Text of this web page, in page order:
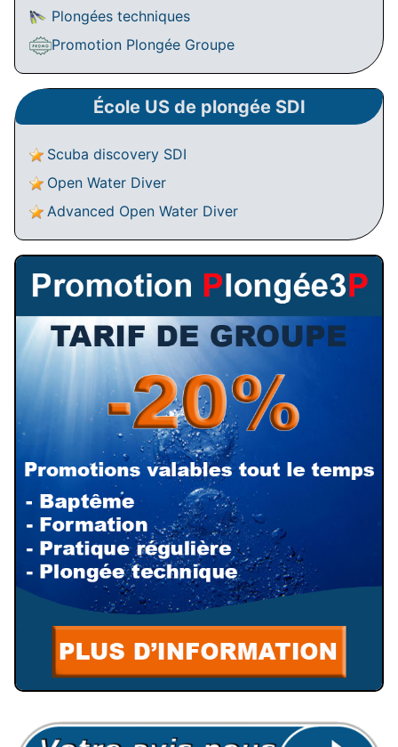
Plongées techniques
Promotion Plongée Groupe
École US de plongée SDI
Scuba discovery SDI
Open Water Diver
Advanced Open Water Diver